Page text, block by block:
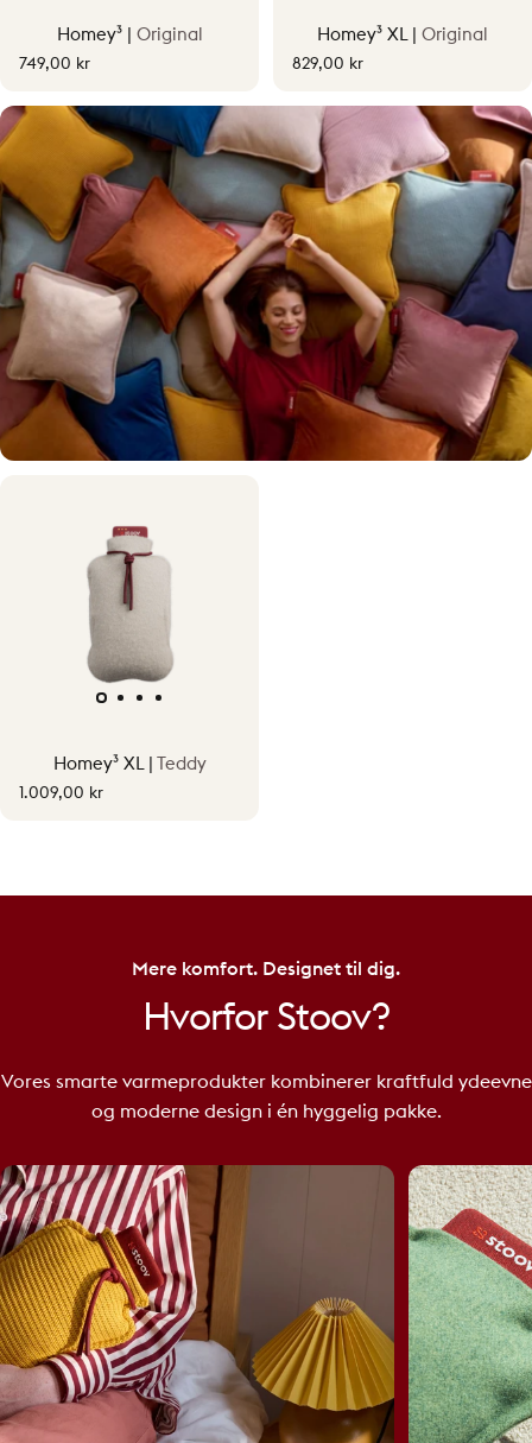
Homey³ | Original
749,00 kr
Homey³ XL | Original
829,00 kr
Oplev personlig trådløs varme op til 58 °C.
Homey³ XL | Teddy
1.009,00 kr
Mere komfort. Designet til dig.
Hvorfor Stoov?
Vores smarte varmeprodukter kombinerer kraftfuld ydeevne
og moderne design i én hyggelig pakke.